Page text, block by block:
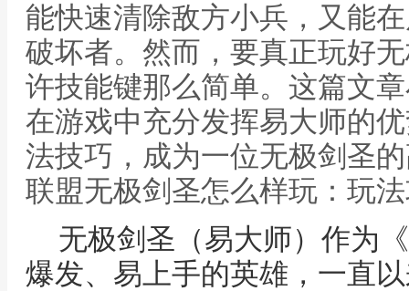
能快速清除敌方小兵，又能
破坏者。然而，要真正玩好
许技能键那么简单。这篇文
在游戏中充分发挥易大师的
法技巧，成为一位无极剑圣
联盟无极剑圣怎么样玩：玩
无极剑圣（易大师）作为
爆发、易上手的英雄，一直